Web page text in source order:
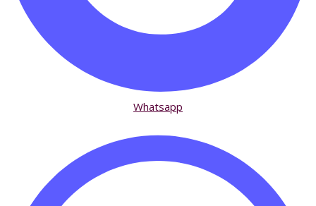
Whatsapp